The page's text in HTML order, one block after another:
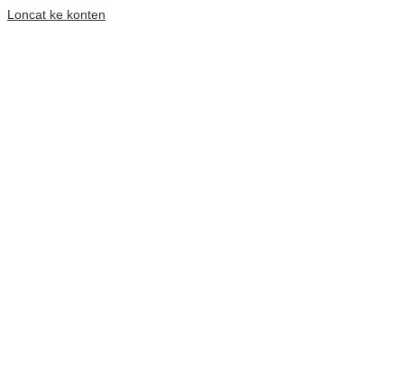
Loncat ke konten